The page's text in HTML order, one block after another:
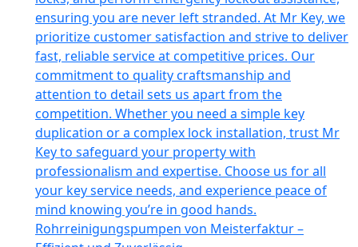
ensuring you are never left stranded. At Mr Key, we
prioritize customer satisfaction and strive to deliver
fast, reliable service at competitive prices. Our
commitment to quality craftsmanship and
attention to detail sets us apart from the
competition. Whether you need a simple key
duplication or a complex lock installation, trust Mr
Key to safeguard your property with
professionalism and expertise. Choose us for all
your key service needs, and experience peace of
mind knowing you’re in good hands.
Rohrreinigungspumpen von Meisterfaktur –